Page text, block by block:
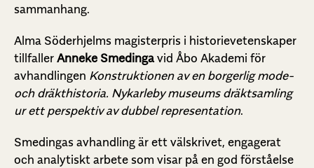
sammanhang.
Alma Söderhjelms magisterpris i historievetenskaper
tillfaller Anneke Smedingavid Åbo Akademi för
avhandlingen Konstruktionen av en borgerlig mode-
och dräkthistoria. Nykarleby museums dräktsamling
ur ett perspektiv av dubbel representation.
Smedingas avhandling är ett välskrivet, engagerat
och analytiskt arbete som visar på en god förståelse